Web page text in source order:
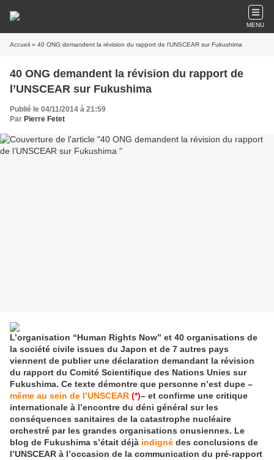
MENU
Accueil » 40 ONG demandent la révision du rapport de l’UNSCEAR sur Fukushima
40 ONG demandent la révision du rapport de
l’UNSCEAR sur Fukushima
Publié le 04/11/2014 à 21:59
Par Pierre Fetet
L’organisation “Human Rights Now” et 40 organisations de
la société civile issues du Japon et de 7 autres pays
viennent de publier une déclaration demandant la révision
du rapport du Comité Scientifique des Nations Unies sur
Fukushima. Ce texte démontre que personne n’est dupe –
même au sein de l’UNSCEAR (*)– et confirme une critique
internationale à l’encontre du déni général sur les
conséquences sanitaires de la catastrophe nucléaire
orchestré par les grandes organisations onusiennes. Le
blog de Fukushima s’était déjà indigné des conclusions de
l’UNSCEAR à l’occasion de la communication du pré-rapport